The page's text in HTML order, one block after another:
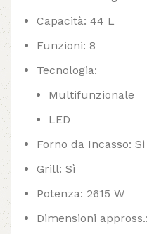
Capacità: 44 L
Funzioni: 8
Tecnologia:
Multifunzionale
LED
Forno da Incasso: Sì
Grill: Sì
Potenza: 2615 W
Dimensioni